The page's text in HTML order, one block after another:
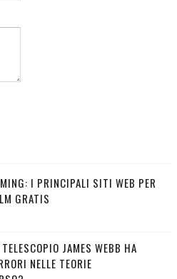
I PRINCIPALI SITI WEB PER
GRATIS
JAMES WEBB HA
NELLE TEORIE